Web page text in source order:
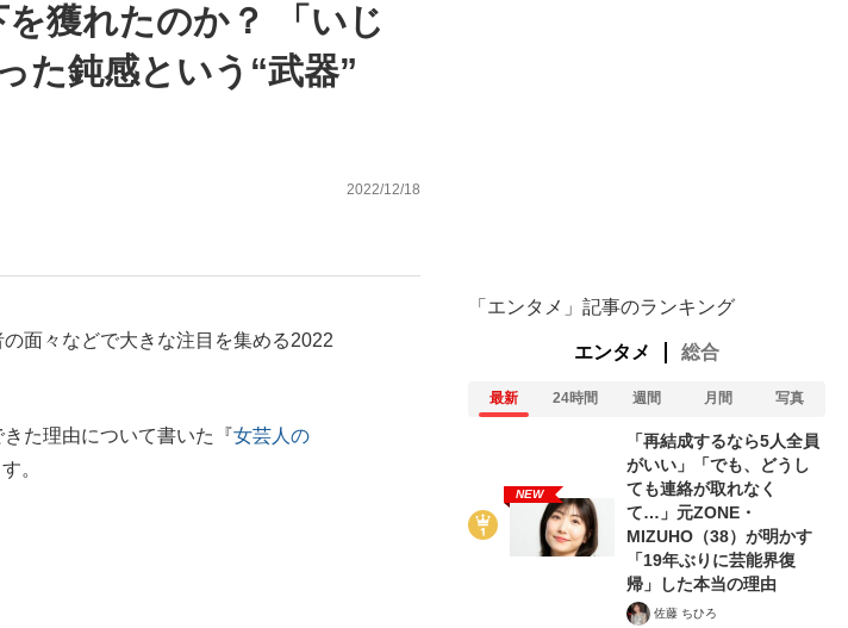
もっと見る
を獲れたのか？ 「いじ
た鈍感という“武器”
2022/12/18
面々などで大きな注目を集める2022
た理由について書いた『女芸人の
。
「エンタメ」記事のランキング
エンタメ 総合
最新 24時間 週間 月間 写真
NEW
「再結成するなら5人全員
がいい」「でも、どうし
ても連絡が取れなく
て…」元ZONE・
MIZUHO（38）が明かす
「19年ぶりに芸能界復
帰」した本当の理由
佐藤 ちひろ